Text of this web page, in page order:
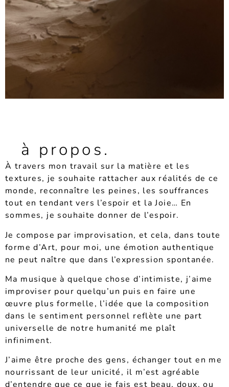
à propos.
À travers mon travail sur la matière et les
textures, je souhaite rattacher aux réalités de ce
monde, reconnaître les peines, les souffrances
tout en tendant vers l’espoir et la Joie… En
sommes, je souhaite donner de l’espoir.
Je compose par improvisation, et cela, dans toute
forme d’Art, pour moi, une émotion authentique
ne peut naître que dans l’expression spontanée.
Ma musique à quelque chose d’intimiste, j’aime
improviser pour quelqu’un puis en faire une
œuvre plus formelle, l’idée que la composition
dans le sentiment personnel reflète une part
universelle de notre humanité me plaît
infiniment.
J’aime être proche des gens, échanger tout en me
nourrissant de leur unicité, il m’est agréable
d’entendre que ce que je fais est beau, doux, ou